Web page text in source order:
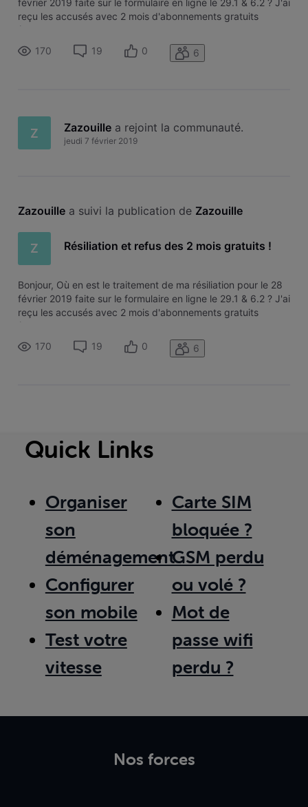
février 2019 faite sur le formulaire en ligne le 29.1 & 6.2 ? J'ai
reçu les accusés avec 2 mois d'abonnements gratuits
cette offre qu'on refuse sur base que j'ai eu 1 mois gratui
170 19 0 6
Z Zazouille a rejoint la communauté.
jeudi 7 février 2019
Zazouille a suivi la publication de Zazouille
Z Résiliation et refus des 2 mois gratuits !
Bonjour, Où en est le traitement de ma résiliation pour le 28
février 2019 faite sur le formulaire en ligne le 29.1 & 6.2 ? J'ai
reçu les accusés avec 2 mois d'abonnements gratuits
(Pièces jointes). Je téléphone au SAV et leurs fais part de
cette offre qu'on refuse sur base que j'ai eu 1 mois gratui
170 19 0 6
Quick Links
Organiser
son
déménagement
Configurer
son mobile
Test votre
vitesse
Carte SIM
bloquée ?
GSM perdu
ou volé ?
Mot de
passe wifi
perdu ?
Nos forces